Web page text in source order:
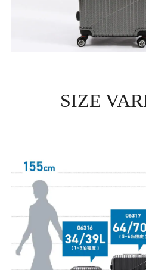
SIZE